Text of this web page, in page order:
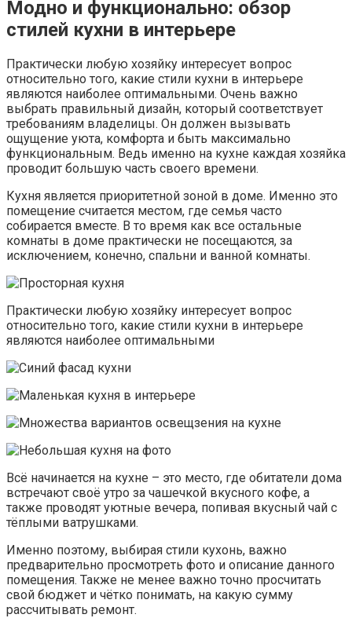
Модно и функционально: обзор
стилей кухни в интерьере
Практически любую хозяйку интересует вопрос
относительно того, какие стили кухни в интерьере
являются наиболее оптимальными. Очень важно
выбрать правильный дизайн, который соответствует
требованиям владелицы. Он должен вызывать
ощущение уюта, комфорта и быть максимально
функциональным. Ведь именно на кухне каждая хозяйка
проводит большую часть своего времени.
Кухня является приоритетной зоной в доме. Именно это
помещение считается местом, где семья часто
собирается вместе. В то время как все остальные
комнаты в доме практически не посещаются, за
исключением, конечно, спальни и ванной комнаты.
Практически любую хозяйку интересует вопрос
относительно того, какие стили кухни в интерьере
являются наиболее оптимальными
Всё начинается на кухне – это место, где обитатели дома
встречают своё утро за чашечкой вкусного кофе, а
также проводят уютные вечера, попивая вкусный чай с
тёплыми ватрушками.
Именно поэтому, выбирая стили кухонь, важно
предварительно просмотреть фото и описание данного
помещения. Также не менее важно точно просчитать
свой бюджет и чётко понимать, на какую сумму
рассчитывать ремонт.